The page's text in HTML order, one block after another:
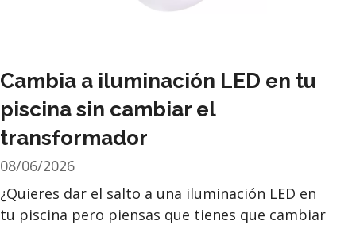
Cambia a iluminación LED en tu
piscina sin cambiar el
transformador
08/06/2026
¿Quieres dar el salto a una iluminación LED en
tu piscina pero piensas que tienes que cambiar